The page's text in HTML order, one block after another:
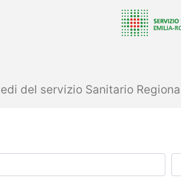
del servizio Sanitario